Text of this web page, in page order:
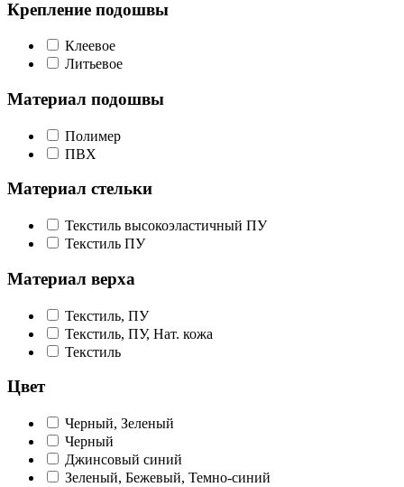
Крепление подошвы
Клеевое
Литьевое
Материал подошвы
Полимер
ПВХ
Материал стельки
Текстиль высокоэластичный ПУ
Текстиль ПУ
Материал верха
Текстиль, ПУ
Текстиль, ПУ, Нат. кожа
Текстиль
Цвет
Черный, Зеленый
Черный
Джинсовый синий
Зеленый, Бежевый, Темно-синий